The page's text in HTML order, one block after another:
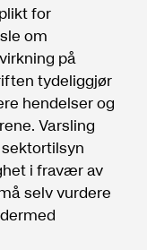
for
om
på
tydeliggjør
hendelser og
Varsling
i fravær av
selv vurdere